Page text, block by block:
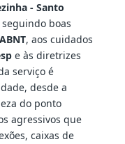
- Santo
boas
ABNT, aos cuidados
e às diretrizes
serviço é
desde a
do ponto
agressivos que
caixas de